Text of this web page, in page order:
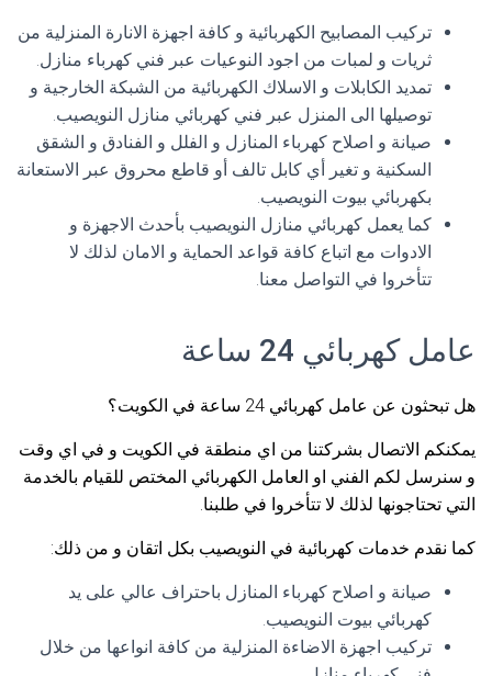
تركيب المصابيح الكهربائية و كافة اجهزة الانارة المنزلية من
ثريات و لمبات من اجود النوعيات عبر فني كهرباء منازل.
تمديد الكابلات و الاسلاك الكهربائية من الشبكة الخارجية و
توصيلها الى المنزل عبر فني كهربائي منازل النويصيب.
صيانة و اصلاح كهرباء المنازل و الفلل و الفنادق و الشقق
السكنية و تغير أي كابل تالف أو قاطع محروق عبر الاستعانة
بكهربائي بيوت النويصيب.
كما يعمل كهربائي منازل النويصيب بأحدث الاجهزة و
الادوات مع اتباع كافة قواعد الحماية و الامان لذلك لا
تتأخروا في التواصل معنا.
عامل كهربائي 24 ساعة
هل تبحثون عن عامل كهربائي 24 ساعة في الكويت؟
يمكنكم الاتصال بشركتنا من اي منطقة في الكويت و في اي وقت
و سنرسل لكم الفني او العامل الكهربائي المختص للقيام بالخدمة
التي تحتاجونها لذلك لا تتأخروا في طلبنا.
كما نقدم خدمات كهربائية في النويصيب بكل اتقان و من ذلك:
صيانة و اصلاح كهرباء المنازل باحتراف عالي على يد
كهربائي بيوت النويصيب.
تركيب اجهزة الاضاءة المنزلية من كافة انواعها من خلال